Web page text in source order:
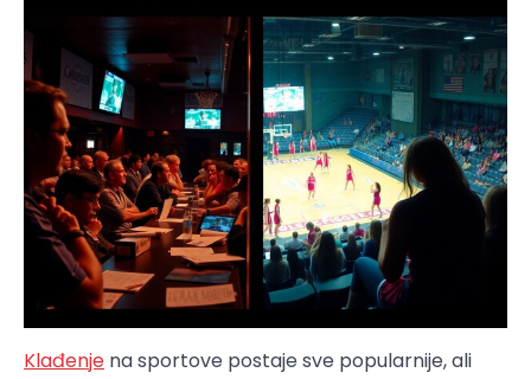
Klađenje na sportove postaje sve popularnije, ali